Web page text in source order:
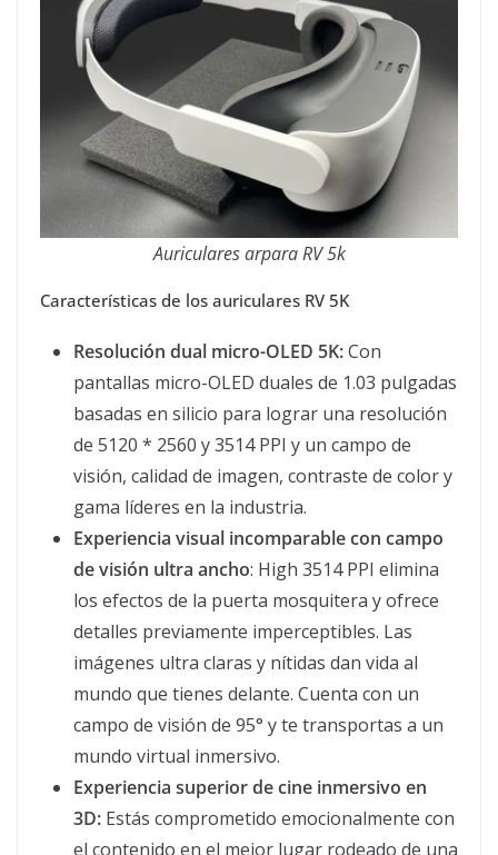
Auriculares arpara RV 5k
Características de los auriculares RV 5K
Resolución dual micro-OLED 5K:Con
pantallas micro-OLED duales de 1.03 pulgadas
basadas en silicio para lograr una resolución
de 5120 * 2560 y 3514 PPI y un campo de
visión, calidad de imagen, contraste de color y
gama líderes en la industria.
Experiencia visual incomparable con campo
de visión ultra ancho: High 3514 PPI elimina
los efectos de la puerta mosquitera y ofrece
detalles previamente imperceptibles. Las
imágenes ultra claras y nítidas dan vida al
mundo que tienes delante. Cuenta con un
campo de visión de 95° y te transportas a un
mundo virtual inmersivo.
Experiencia superior de cine inmersivo en
3D: Estás comprometido emocionalmente con
el contenido en el mejor lugar rodeado de una